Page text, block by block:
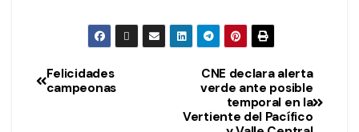
CNE declara alerta
verde ante posible
temporal en la
Vertiente del Pacífico
Felicidades
campeonas